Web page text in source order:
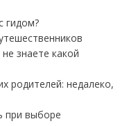
гидом?
знаете какой
родителей: недалеко,
при выборе